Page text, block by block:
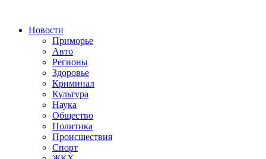
Новости
Приморье
Авто
Регионы
Здоровье
Криминал
Культура
Наука
Общество
Политика
Происшествия
Спорт